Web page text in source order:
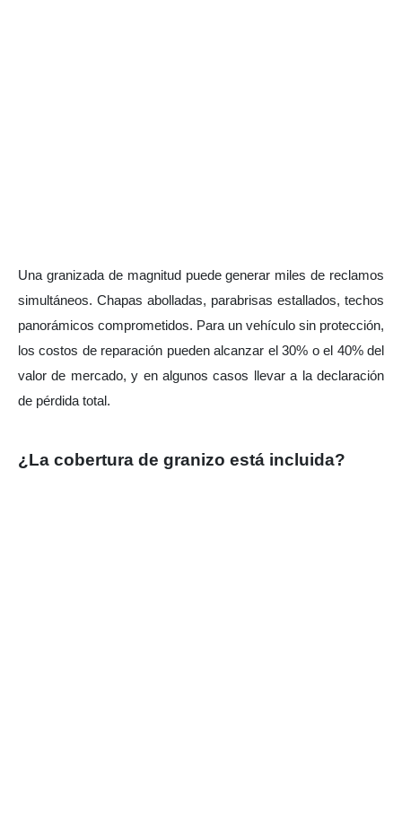
Una granizada de magnitud puede generar miles de reclamos
simultáneos. Chapas abolladas, parabrisas estallados, techos
panorámicos comprometidos. Para un vehículo sin protección,
los costos de reparación pueden alcanzar el 30% o el 40% del
valor de mercado, y en algunos casos llevar a la declaración
de pérdida total.
¿La cobertura de granizo está incluida?